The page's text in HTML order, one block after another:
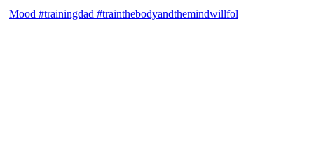
Mood #trainingdad #trainthebodyandthemindwillfol